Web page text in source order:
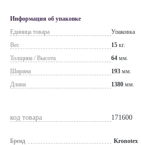
Информация об упаковке
Единица товара
Упаковка
Вес
15 кг.
Толщина / Высота
64 мм.
Ширина
193 мм.
Длина
1380 мм.
код товара 171600
Бренд
Kronotex